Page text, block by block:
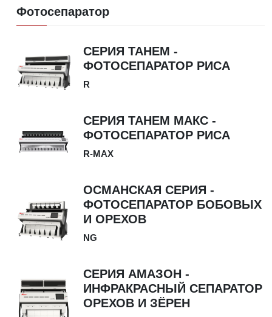
Фотосепаратор
СЕРИЯ ТАНЕМ -
ФОТОСЕПАРАТОР РИСА
R
СЕРИЯ ТАНЕМ МАКС -
ФОТОСЕПАРАТОР РИСА
R-MAX
ОСМАНСКАЯ СЕРИЯ -
ФОТОСЕПАРАТОР БОБОВЫХ
И ОРЕХОВ
NG
СЕРИЯ АМАЗОН -
ИНФРАКРАСНЫЙ СЕПАРАТОР
ОРЕХОВ И ЗЁРЕН